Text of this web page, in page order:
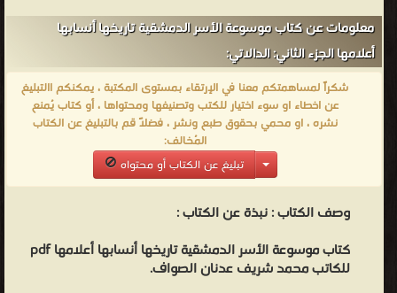
معلومات عن كتاب موسوعة الأسر الدمشقية تاريخها أنسابها
أعلامها الجزء الثاني: الدالاتي:
شكراً لمساهمتكم معنا في الإرتقاء بمستوى المكتبة ، يمكنكم االتبليغ
عن اخطاء او سوء اختيار للكتب وتصنيفها ومحتواها ، أو كتاب يُمنع
نشره ، او محمي بحقوق طبع ونشر ، فضلاً قم بالتبليغ عن الكتاب
المُخالف:
تبليغ عن الكتاب أو محتواه
وصف الكتاب :نبذة عن الكتاب :
كتاب موسوعة الأسر الدمشقية تاريخها أنسابها أعلامها pdf
للكاتب محمد شريف عدنان الصواف.